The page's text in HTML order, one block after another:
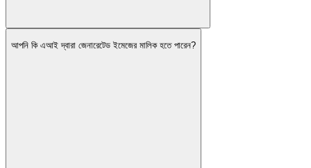
আপনি কি এআই দ্বারা জেনারেটেড ইমেজের মালিক হতে পারেন?